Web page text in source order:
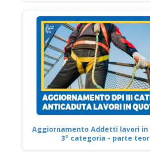
Aggiornamento Addetti lavori in
3° categoria - parte